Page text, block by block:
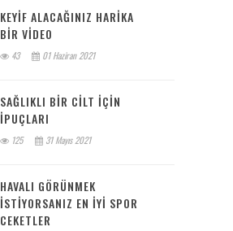
KEYIF ALACAĞINIZ HARIKA
BIR VIDEO
43 01 Haziran 2021
SAĞLIKLI BIR CILT IÇIN
IPUÇLARI
125 31 Mayıs 2021
HAVALI GÖRÜNMEK
ISTIYORSANIZ EN IYI SPOR
CEKETLER